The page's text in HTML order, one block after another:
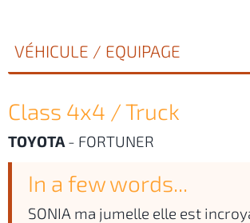
VÉHICULE / EQUIPAGE
Class 4x4 / Truck
TOYOTA - FORTUNER
In a few words...
SONIA ma jumelle elle est